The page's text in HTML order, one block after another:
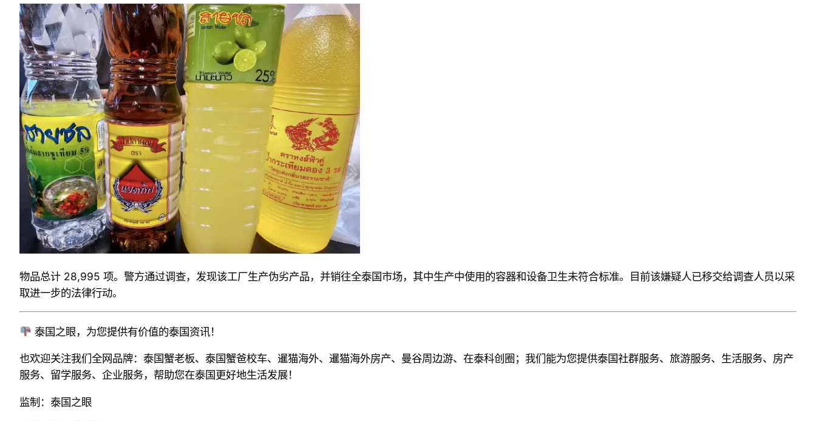
物品总计 28,995 项。警方通过调查，发现该工厂生产伪劣产品，并销往全泰国市场，其中生产中使用的容器和设备卫生未符合标准。目前该嫌疑人已移交给调查人员以采
取进一步的法律行动。
泰国之眼，为您提供有价值的泰国资讯！
也欢迎关注我们全网品牌：泰国蟹老板、泰国蟹爸校车、暹猫海外、暹猫海外房产、曼谷周边游、 在泰科创圈 ； 我们能为您提供泰国社群服务、旅游服务、生活服务、房产
服务、留学服务、企业服务，帮助您在泰国更好地生活发展！
监制：泰国之眼